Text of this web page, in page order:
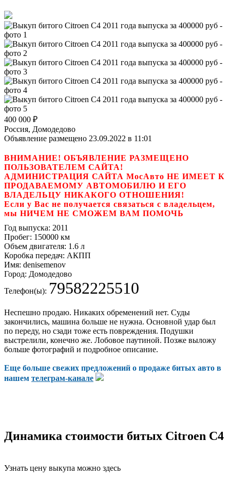
400 000 ₽
Россия, Домодедово
Объявление размещено 23.09.2022 в 11:01
ВНИМАНИЕ! ОБЪЯВЛЕНИЕ РАЗМЕЩЕНО
ПОЛЬЗОВАТЕЛЕМ САЙТА!
АДМИНИСТРАЦИЯ САЙТА МосАвто НЕ ИМЕЕТ К
ПРОДАВАЕМОМУ АВТОМОБИЛЮ И ЕГО
ВЛАДЕЛЬЦУ НИКАКОГО ОТНОШЕНИЯ!
Если у Вас не получается связаться с владельцем,
мы НИЧЕМ НЕ СМОЖЕМ ВАМ ПОМОЧЬ
Год выпуска: 2011
Пробег: 150000 км
Объем двигателя: 1.6 л
Коробка передач: АКПП
Имя: denisemenov
Город: Домодедово
Телефон(ы): 79582225510
Неспешно продаю. Никаких обременений нет. Суды
закончились, машина больше не нужна. Основной удар был
по переду, но сзади тоже есть повреждения. Подушки
выстрелили, конечно же. Лобовое паутиной. Позже выложу
больше фотографий и подробное описание.
Еще больше свежих предложений о продаже битых авто в
нашем телеграм-канале
Динамика стоимости битых Citroen C4
Узнать цену выкупа можно здесь